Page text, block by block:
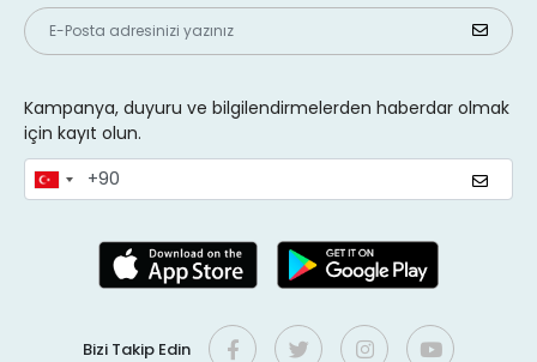
Kampanya, duyuru ve bilgilendirmelerden haberdar olmak
için kayıt olun.
Bizi Takip Edin